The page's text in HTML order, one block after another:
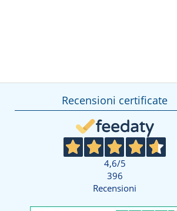
Recensioni certificate
4,6/5
396
Recensioni